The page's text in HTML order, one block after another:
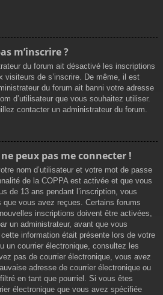
m’inscrire ?
du forum ait désactivé les inscriptions
visiteurs de s’inscrire. De même, il est
du forum ait banni votre adresse
d’utilisateur que vous souhaitez utiliser.
contacter un administrateur du forum.
peux pas me connecter !
nom d’utilisateur et votre mot de passe
de la COPPA est activée et que vous
de 13 ans pendant l’inscription, vous
vous avez reçues. Certains forums
inscriptions doivent être activées,
un administrateur, avant que vous
information était présente lors de votre
un courrier électronique, consultez les
pas de courrier électronique, vous avez
adresse de courrier électronique ou
en tant que pourriel. Si vous êtes
électronique que vous avez spécifiée